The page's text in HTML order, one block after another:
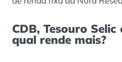
CDB, Tesouro
qual rende mais?